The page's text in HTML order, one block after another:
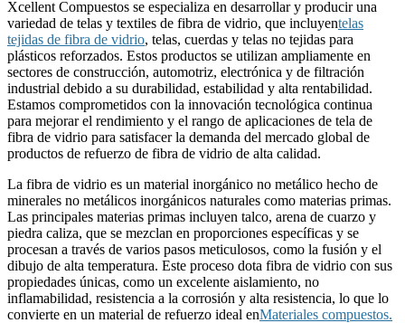
Xcellent Compuestos se especializa en desarrollar y producir una
variedad de telas y textiles de fibra de vidrio, que incluyentelas
tejidas de fibra de vidrio, telas, cuerdas y telas no tejidas para
plásticos reforzados. Estos productos se utilizan ampliamente en
sectores de construcción, automotriz, electrónica y de filtración
industrial debido a su durabilidad, estabilidad y alta rentabilidad.
Estamos comprometidos con la innovación tecnológica continua
para mejorar el rendimiento y el rango de aplicaciones de tela de
fibra de vidrio para satisfacer la demanda del mercado global de
productos de refuerzo de fibra de vidrio de alta calidad.
La fibra de vidrio es un material inorgánico no metálico hecho de
minerales no metálicos inorgánicos naturales como materias primas.
Las principales materias primas incluyen talco, arena de cuarzo y
piedra caliza, que se mezclan en proporciones específicas y se
procesan a través de varios pasos meticulosos, como la fusión y el
dibujo de alta temperatura. Este proceso dota fibra de vidrio con sus
propiedades únicas, como un excelente aislamiento, no
inflamabilidad, resistencia a la corrosión y alta resistencia, lo que lo
convierte en un material de refuerzo ideal enMateriales compuestos.